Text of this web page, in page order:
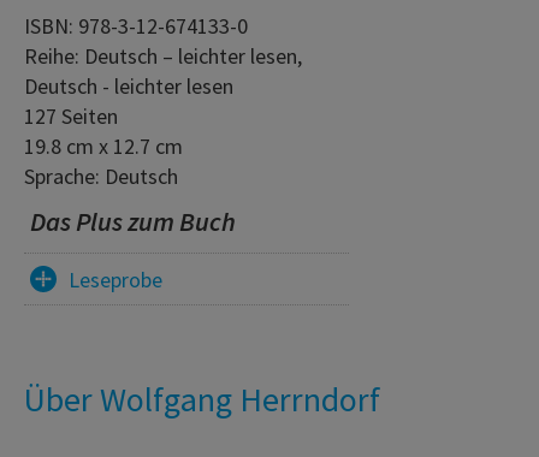
ISBN: 978-3-12-674133-0
Reihe: Deutsch – leichter lesen,
Deutsch - leichter lesen
127 Seiten
19.8 cm x 12.7 cm
Sprache: Deutsch
Das Plus zum Buch
Leseprobe
Über Wolfgang Herrndorf